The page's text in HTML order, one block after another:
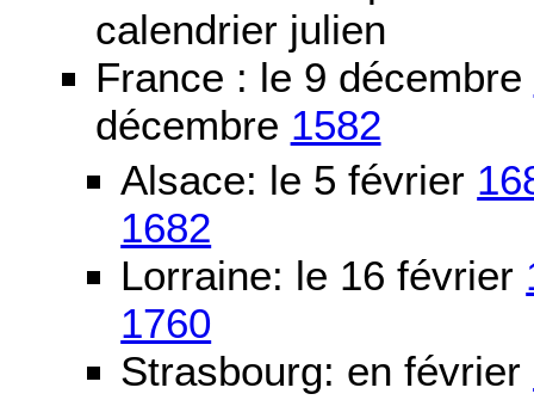
calendrier julien
France : le 9 décembre
décembre 1582
Alsace: le 5 février
1682
Lorraine: le 16 février
1760
Strasbourg: en février